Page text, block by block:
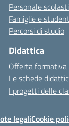
Personale
Famiglie e
Percorsi di studio
Didattica
Offerta formativa
Le schede
I progetti delle
legaliCookie